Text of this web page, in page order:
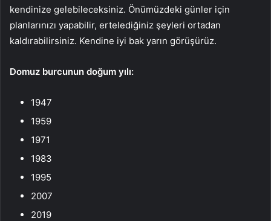
kendinize gelebileceksiniz. Önümüzdeki günler için
planlarınızı yapabilir, ertelediğiniz şeyleri ortadan
kaldırabilirsiniz. Kendine iyi bak yarın görüşürüz.
Domuz burcunun doğum yılı:
1947
1959
1971
1983
1995
2007
2019